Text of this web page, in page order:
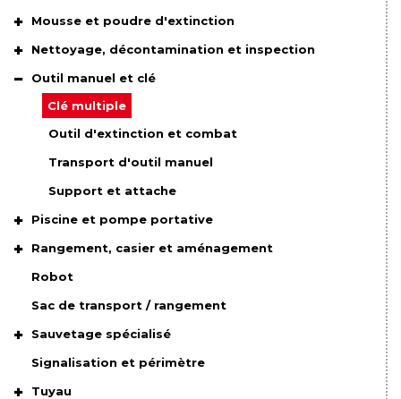
Mousse et poudre d'extinction
Nettoyage, décontamination et inspection
Outil manuel et clé
Clé multiple
Outil d'extinction et combat
Transport d'outil manuel
Support et attache
Piscine et pompe portative
Rangement, casier et aménagement
Robot
Sac de transport / rangement
Sauvetage spécialisé
Signalisation et périmètre
Tuyau